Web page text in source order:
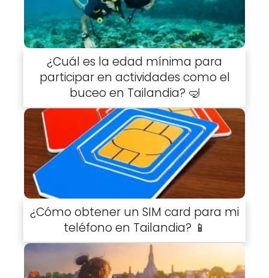
¿Cuál es la edad mínima para
participar en actividades como el
buceo en Tailandia? 🤿
¿Cómo obtener un SIM card para mi
teléfono en Tailandia? 📱